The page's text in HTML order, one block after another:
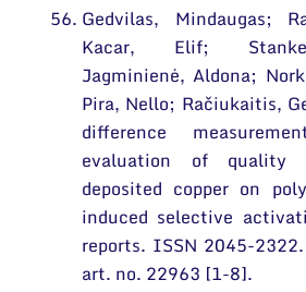
Gedvilas, Mindaugas;
Kacar, Elif;
Jagminienė, Aldona;
Pira, Nello; Račiukaitis,
difference
evaluation of quality
deposited copper on
induced selective
reports. ISSN 2045-
art. no. 22963 [1-8].